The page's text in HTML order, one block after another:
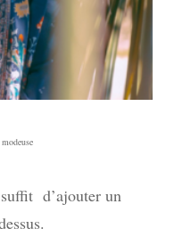
d’ajouter un